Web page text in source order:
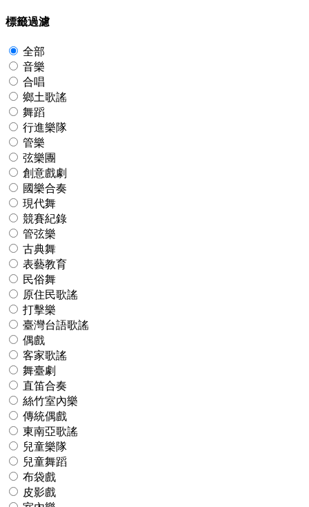
標籤過濾
全部
音樂
合唱
鄉土歌謠
舞蹈
行進樂隊
管樂
弦樂團
創意戲劇
國樂合奏
現代舞
競賽紀錄
管弦樂
古典舞
表藝教育
民俗舞
原住民歌謠
打擊樂
臺灣台語歌謠
偶戲
客家歌謠
舞臺劇
直笛合奏
絲竹室內樂
傳統偶戲
東南亞歌謠
兒童樂隊
兒童舞蹈
布袋戲
皮影戲